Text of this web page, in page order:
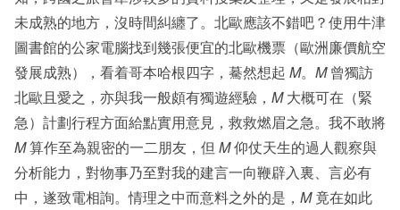
未成熟的地方，沒時間糾纏了。北歐應該不錯吧？使用牛津
圖書館的公家電腦找到幾張便宜的北歐機票（歐洲廉價航空
發展成熟），看着哥本哈根四字，驀然想起 M。 M曾獨訪
北歐且愛之，亦與我一般頗有獨遊經驗， M大概可在（緊
急）計劃行程方面給點實用意見，救救燃眉之急。我不敢將
M算作至為親密的一二朋友，但 M仰仗天生的過人觀察與
分析能力，對物事乃至對我的建言一向鞭辟入裏、言必有
中，遂致電相詢。情理之中而意料之外的是， M竟在如此